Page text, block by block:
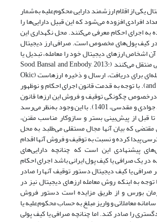
یکی از اقلام ارزشمند دارایی محکوم‌علیه به‌شمار
افرادی افزوده می‌شود که این قبیل دارایی‌ها را
به اجرای احکام معرفی می‌کنند. محل نگهداری این
در کیف پول‌های مخصوص است. صرافی ارز دیجیتال
اشخاص ارزهای دیجیتال خود را معامله، تبدیل یا
به کیف پول شخصی منتقل می‌کنند (Sood, Bansal and Enbody, 2013:
60). کیف پول وسیله‌ای برای دریافت، ارسال و ذخیره ارزهاست (Okic
and et.al, 2019: 65-75). با توجه به قدمت قانون اجرای احکام و نوظهور
درخصوص چگونگی توقیف و فروش این ارزها قانون
ناقص است (غلامی، جوادی و مقدسی، 1401). با این وجود به‌نظر می‌رسد
قبل از پیش‌بینی بستر و سازوکار مناسب مقنن،
مقتضی که بیان آنها مجال مستقلی می‌طلبد به محل
پیدا کرده و نسبت به توقیف و فروش آنها اقدام
پیشنهادی این است که چنانچه دارایی‌های
در یک صرافی یا کیف پول ایرانی باشد اجرای احکام
صرافی یا کیف دیجیتال دستور توقیف آنها را صادر
توجه به اینکه روش معامله ارزهای دیجیتال نیز در
بورس و از طریق مزایده است دستور فروش
معاملاتی و واریز مبلغ به‌ حساب محکوم‌علیه یا
را صادر کند. اما چنانچه صرافی یا کیف پولی